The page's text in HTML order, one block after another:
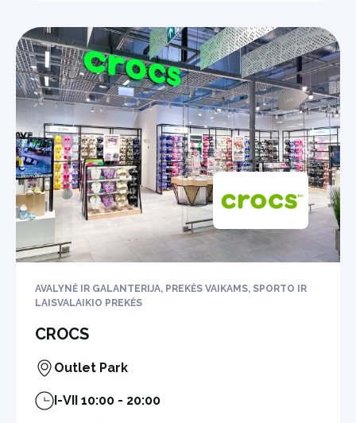
AVALYNĖ IR GALANTERIJA, PREKĖS VAIKAMS, SPORTO IR
LAISVALAIKIO PREKĖS
CROCS
Outlet Park
I-VII 10:00 - 20:00